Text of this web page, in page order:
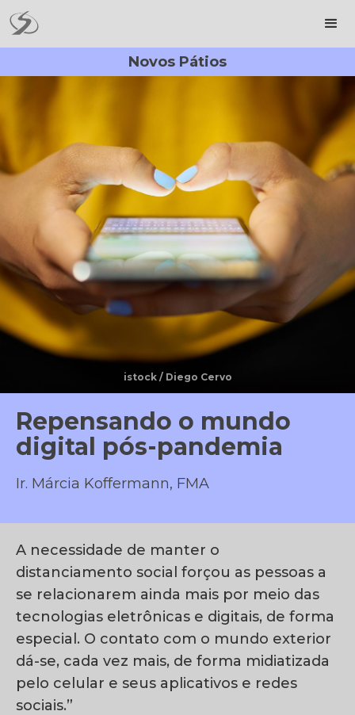
Novos Pátios
istock / Diego Cervo
Repensando o mundo
digital pós-pandemia
Ir. Márcia Koffermann, FMA
A necessidade de manter o
distanciamento social forçou as pessoas a
se relacionarem ainda mais por meio das
tecnologias eletrônicas e digitais, de forma
especial. O contato com o mundo exterior
dá-se, cada vez mais, de forma midiatizada
pelo celular e seus aplicativos e redes
sociais.”